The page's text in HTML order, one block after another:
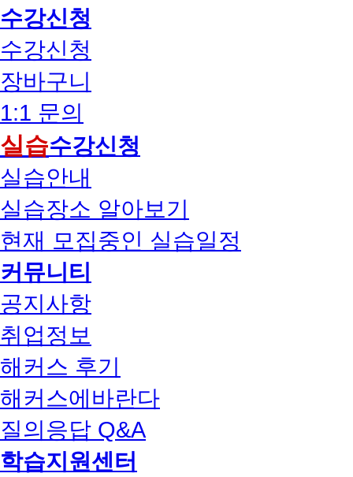
수강신청
수강신청
장바구니
1:1 문의
실습수강신청
실습안내
실습장소 알아보기
현재 모집중인 실습일정
커뮤니티
공지사항
취업정보
해커스 후기
해커스에바란다
질의응답 Q&A
학습지원센터